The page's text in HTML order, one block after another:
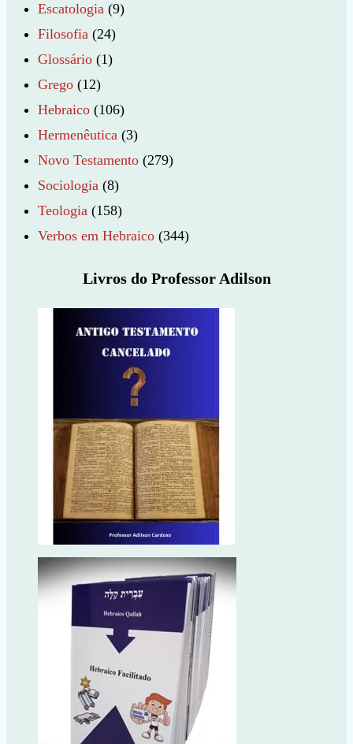
Escatologia (9)
Filosofia (24)
Glossário (1)
Grego (12)
Hebraico (106)
Hermenêutica (3)
Novo Testamento (279)
Sociologia (8)
Teologia (158)
Verbos em Hebraico (344)
Livros do Professor Adilson